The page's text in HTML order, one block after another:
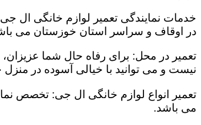
خدمات نمایندگی تعمیر لوازم خانگی ال
در اوقاف و سراسر استان خوزستان می
تعمیر در محل: برای رفاه حال شما
نیست و می توانید با خیالی آسوده در منزل
تعمیر انواع لوازم خانگی ال جی: تخصص
می باشد.